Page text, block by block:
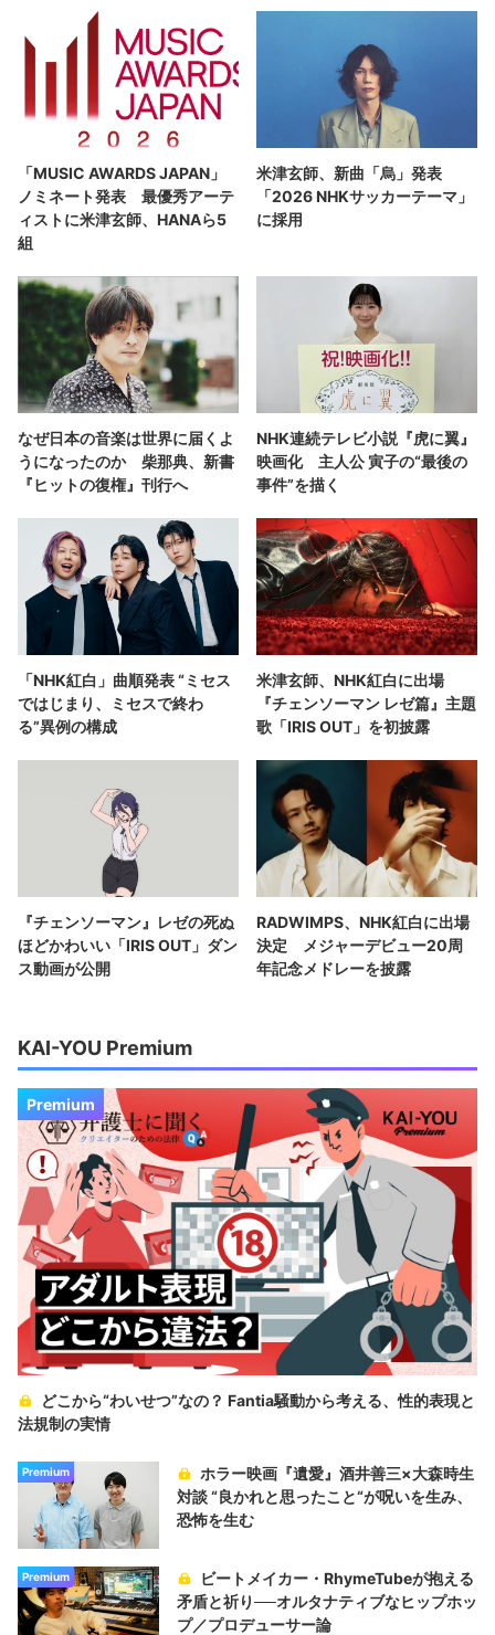
「MUSIC AWARDS JAPAN」
ノミネート発表 最優秀アーテ
ィストに米津玄師、HANAら5
組
米津玄師、新曲「烏」発表
「2026 NHKサッカーテーマ」
に採用
なぜ日本の音楽は世界に届くよ
うになったのか 柴那典、新書
『ヒットの復権』刊行へ
NHK連続テレビ小説『虎に翼』
映画化 主人公 寅子の“最後の
事件”を描く
「NHK紅白」曲順発表 “ミセス
ではじまり、ミセスで終わ
る”異例の構成
米津玄師、NHK紅白に出場
『チェンソーマン レゼ篇』主題
歌「IRIS OUT」を初披露
『チェンソーマン』レゼの死ぬ
ほどかわいい「IRIS OUT」ダン
ス動画が公開
RADWIMPS、NHK紅白に出場
決定 メジャーデビュー20周
年記念メドレーを披露
KAI-YOU Premium
Premium
どこから“わいせつ”なの？ Fantia騒動から考える、性的表現と
法規制の実情
Premium
ホラー映画『遺愛』酒井善三×大森時生
対談 “良かれと思ったこと“が呪いを生み、
恐怖を生む
Premium
ビートメイカー・RhymeTubeが抱える
矛盾と祈り──オルタナティブなヒップホッ
プ／プロデューサー論